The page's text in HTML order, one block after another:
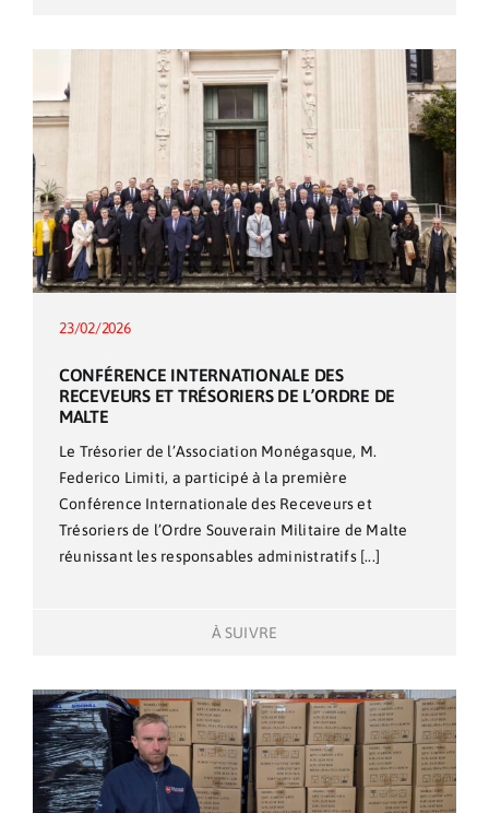
23/02/2026
CONFÉRENCE INTERNATIONALE DES
RECEVEURS ET TRÉSORIERS DE L’ORDRE DE
MALTE
Le Trésorier de l’Association Monégasque, M.
Federico Limiti, a participé à la première
Conférence Internationale des Receveurs et
Trésoriers de l’Ordre Souverain Militaire de Malte
réunissant les responsables administratifs [...]
À SUIVRE